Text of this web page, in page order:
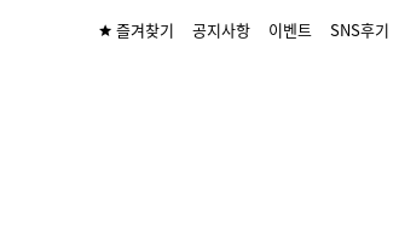
즐겨찾기 공지사항 이벤트 SNS후기